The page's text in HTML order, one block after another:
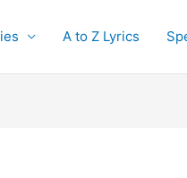
A to Z Lyrics